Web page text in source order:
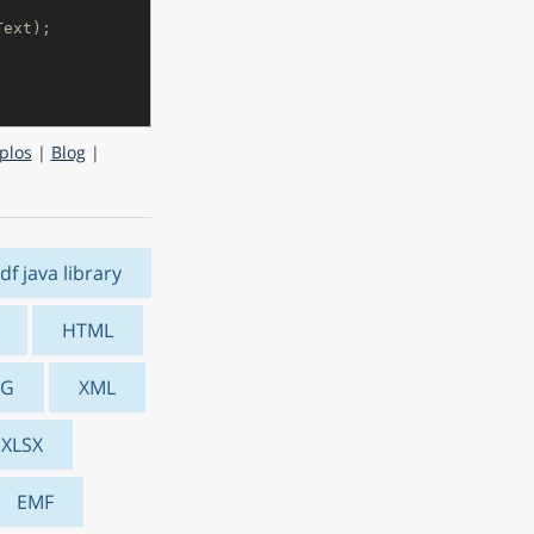
| Blog|
java library
HTML
XML
XLSX
EMF